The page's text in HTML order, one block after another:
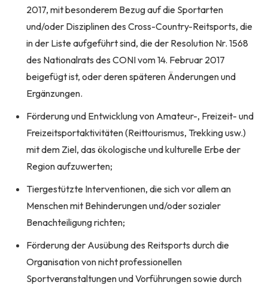
2017, mit besonderem Bezug auf die Sportarten
und/oder Disziplinen des Cross-Country-Reitsports, die
in der Liste aufgeführt sind, die der Resolution Nr. 1568
des Nationalrats des CONI vom 14. Februar 2017
beigefügt ist, oder deren späteren Änderungen und
Ergänzungen.
Förderung und Entwicklung von Amateur-, Freizeit- und
Freizeitsportaktivitäten (Reittourismus, Trekking usw.)
mit dem Ziel, das ökologische und kulturelle Erbe der
Region aufzuwerten;
Tiergestützte Interventionen, die sich vor allem an
Menschen mit Behinderungen und/oder sozialer
Benachteiligung richten;
Förderung der Ausübung des Reitsports durch die
Organisation von nicht professionellen
Sportveranstaltungen und Vorführungen sowie durch